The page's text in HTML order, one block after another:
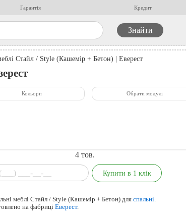
Гарантія Кредит
Стайл / Style (Кашемір + Бетон) | Еверест
Кольори Обрати модулі
4 тов.
меблі Стайл / Style (Кашемір + Бетон) дляспальні.
на фабриціЕверест.